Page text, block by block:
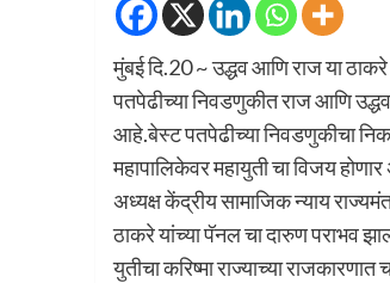
मुंबई दि.20 ~ उद्धव आणि राज या
पतपेढीच्या निवडणुकीत राज आणि
आहे.बेस्ट पतपेढीच्या निवडणुकीचा
महापालिकेवर महायुती चा विजय
अध्यक्ष केंद्रीय सामाजिक न्याय
ठाकरे यांच्या पॅनल चा दारुण पराभव
युतीचा करिष्मा राज्याच्या